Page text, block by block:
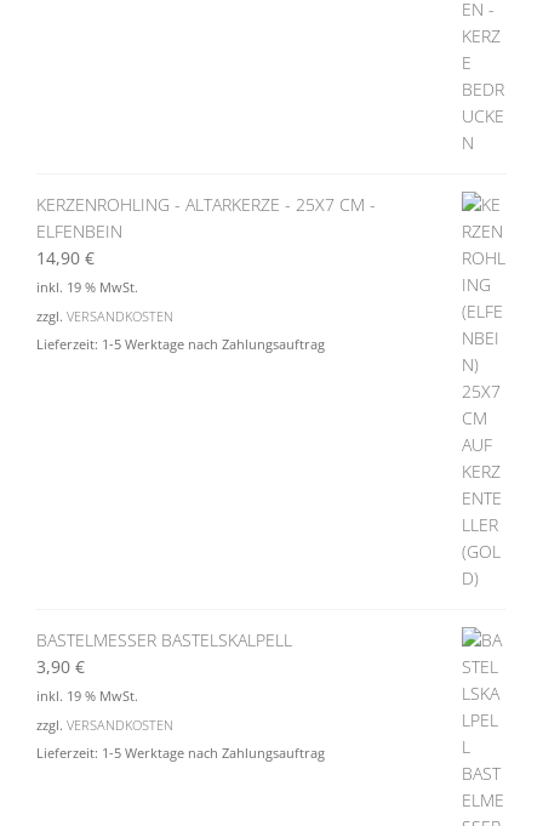
KERZENROHLING - ALTARKERZE - 25X7 CM -
ELFENBEIN
14,90 €
inkl. 19 % MwSt.
zzgl. VERSANDKOSTEN
Lieferzeit: 1-5 Werktage nach Zahlungsauftrag
BASTELMESSER BASTELSKALPELL
3,90 €
inkl. 19 % MwSt.
zzgl. VERSANDKOSTEN
Lieferzeit: 1-5 Werktage nach Zahlungsauftrag